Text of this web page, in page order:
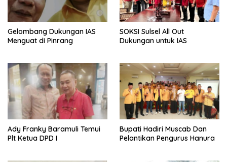
Gelombang Dukungan IAS
Menguat di Pinrang
SOKSI Sulsel All Out
Dukungan untuk IAS
Ady Franky Baramuli Temui
Plt Ketua DPD I
Bupati Hadiri Muscab Dan
Pelantikan Pengurus Hanura